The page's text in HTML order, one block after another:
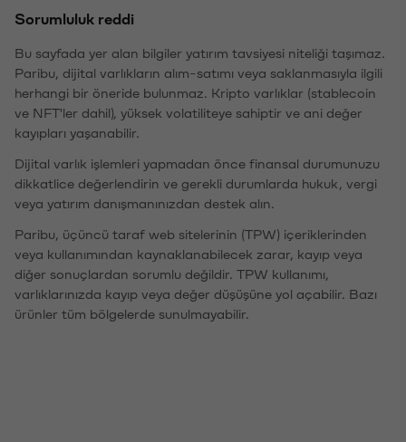
Sorumluluk reddi
Bu sayfada yer alan bilgiler yatırım tavsiyesi niteliği taşımaz.
Paribu, dijital varlıkların alım-satımı veya saklanmasıyla ilgili
herhangi bir öneride bulunmaz. Kripto varlıklar (stablecoin
ve NFT'ler dahil), yüksek volatiliteye sahiptir ve ani değer
kayıpları yaşanabilir.
Dijital varlık işlemleri yapmadan önce finansal durumunuzu
dikkatlice değerlendirin ve gerekli durumlarda hukuk, vergi
veya yatırım danışmanınızdan destek alın.
Paribu, üçüncü taraf web sitelerinin (TPW) içeriklerinden
veya kullanımından kaynaklanabilecek zarar, kayıp veya
diğer sonuçlardan sorumlu değildir. TPW kullanımı,
varlıklarınızda kayıp veya değer düşüşüne yol açabilir. Bazı
ürünler tüm bölgelerde sunulmayabilir.